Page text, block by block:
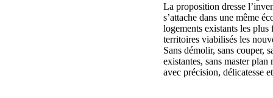
La proposition dresse
s’attache dans une même
logements existants les
territoires viabilisés les
Sans démolir, sans couper,
existantes, sans master
avec précision, délicatesse